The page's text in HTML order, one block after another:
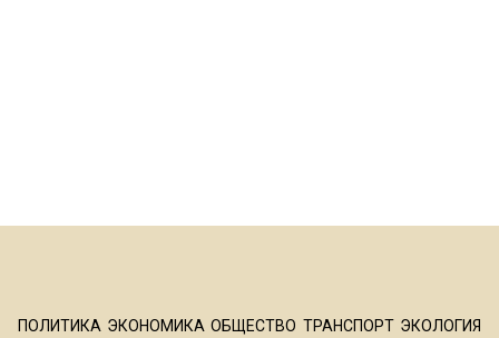
ПОЛИТИКА ЭКОНОМИКА ОБЩЕСТВО ТРАНСПОРТ ЭКОЛОГИЯ